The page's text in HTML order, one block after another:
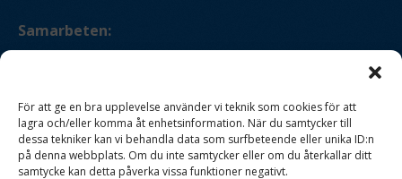
För att ge en bra upplevelse använder vi teknik som cookies för att
lagra och/eller komma åt enhetsinformation. När du samtycker till
dessa tekniker kan vi behandla data som surfbeteende eller unika ID:n
på denna webbplats. Om du inte samtycker eller om du återkallar ditt
samtycke kan detta påverka vissa funktioner negativt.
Samarbeten: